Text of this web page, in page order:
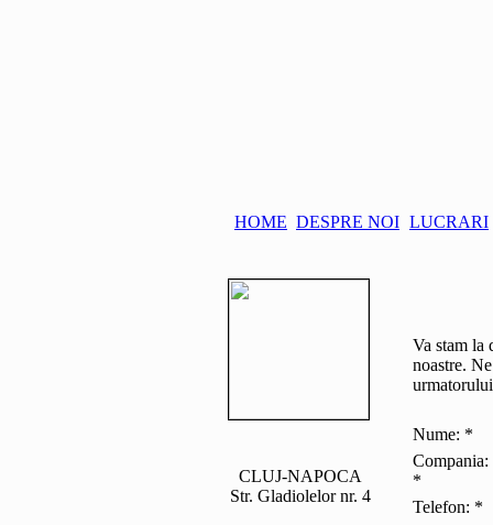
HOME DESPRE NOI LUCRARI
CLUJ-NAPOCA
Str. Gladiolelor nr. 4
Va stam la
noastre.
Nume: *
Compania:
*
Telefon: *